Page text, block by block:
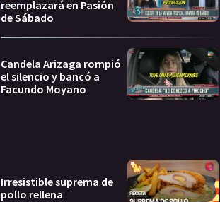
reemplazará en Pasión
de Sábado
Candela Arizaga rompió
el silencio y bancó a
Facundo Moyano
Irresistible suprema de
pollo rellena